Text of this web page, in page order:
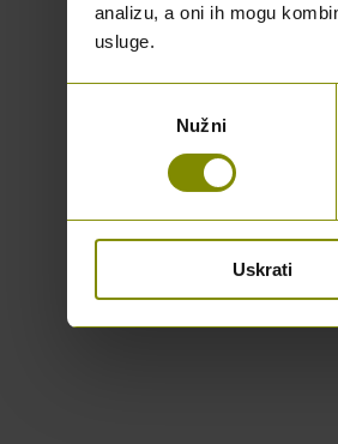
analizu, a oni ih mogu
usluge.
Nužni
Uskrati